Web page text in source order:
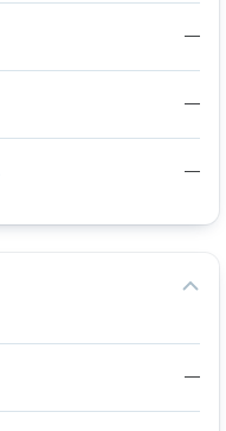
—
—
—
—